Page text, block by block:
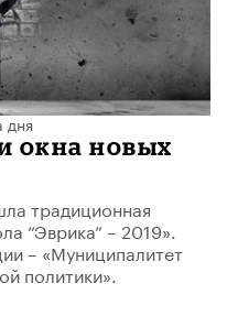
дня
окна новых
традиционная
“Эврика” – 2019».
– «Муниципалитет
политики».